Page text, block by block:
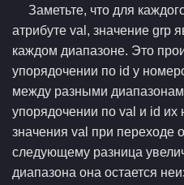
Заметьте, что для
атрибуте val, значение grp
каждом диапазоне. Это
упорядочении по id у
между разными
упорядочении по val и id их
значения val при переходе
следующему разница
диапазона она остается